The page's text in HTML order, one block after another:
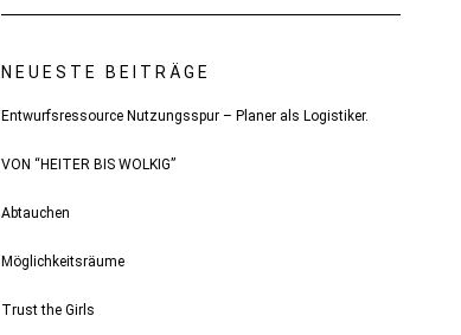
NEUESTE BEITRÄGE
Entwurfsressource Nutzungsspur – Planer als Logistiker.
VON “HEITER BIS WOLKIG”
Abtauchen
Möglichkeitsräume
Trust the Girls